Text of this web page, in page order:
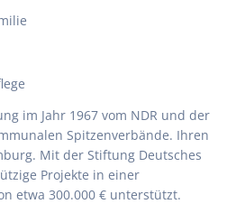
im Jahr 1967 vom NDR und der
Spitzenverbände. Ihren
Mit der Stiftung Deutsches
Projekte in einer
etwa 300.000 € unterstützt.